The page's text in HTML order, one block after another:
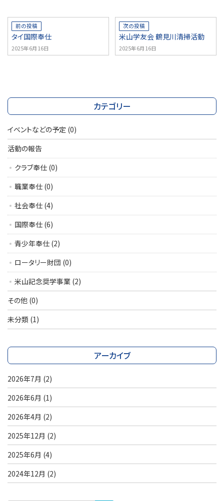
前の投稿
タイ国際奉仕
2025年6月16日
次の投稿
米山学友会 鶴見川清掃活動
2025年6月16日
カテゴリー
イベントなどの予定 (0)
活動の報告
クラブ奉仕 (0)
職業奉仕 (0)
社会奉仕 (4)
国際奉仕 (6)
青少年奉仕 (2)
ロータリー財団 (0)
米山記念奨学事業 (2)
その他 (0)
未分類 (1)
アーカイブ
2026年7月 (2)
2026年6月 (1)
2026年4月 (2)
2025年12月 (2)
2025年6月 (4)
2024年12月 (2)